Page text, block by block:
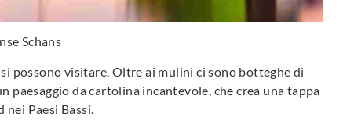
Schans
possono visitare. Oltre ai mulini ci sono botteghe di
da cartolina incantevole, che crea una tappa
nei Paesi Bassi.